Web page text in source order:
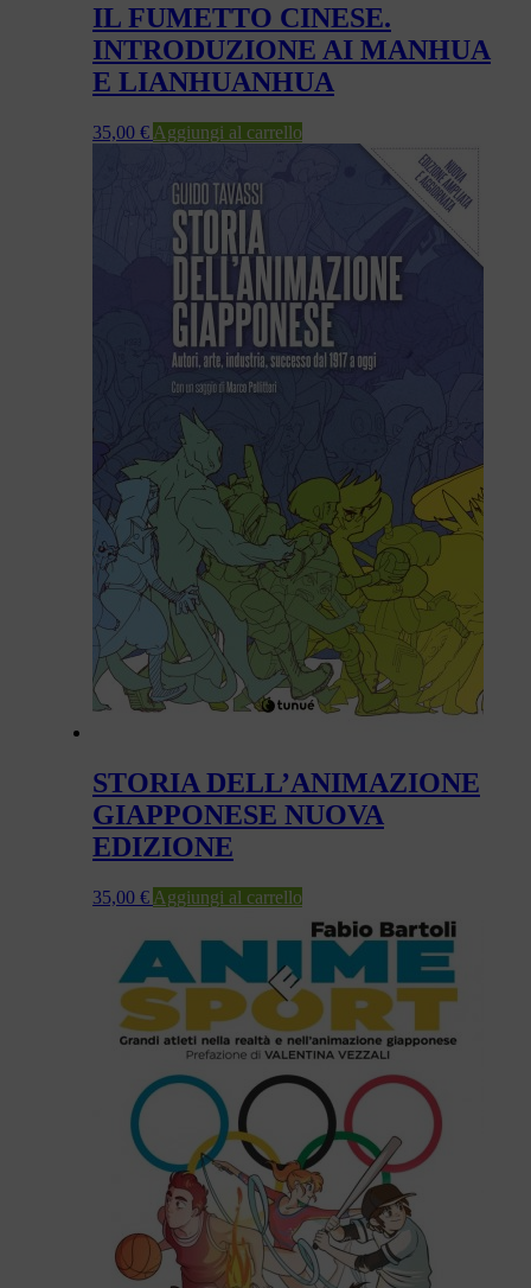
IL FUMETTO CINESE.
INTRODUZIONE AI MANHUA
E LIANHUANHUA
35,00 € Aggiungi al carrello
STORIA DELL’ANIMAZIONE
GIAPPONESE NUOVA
EDIZIONE
35,00 € Aggiungi al carrello